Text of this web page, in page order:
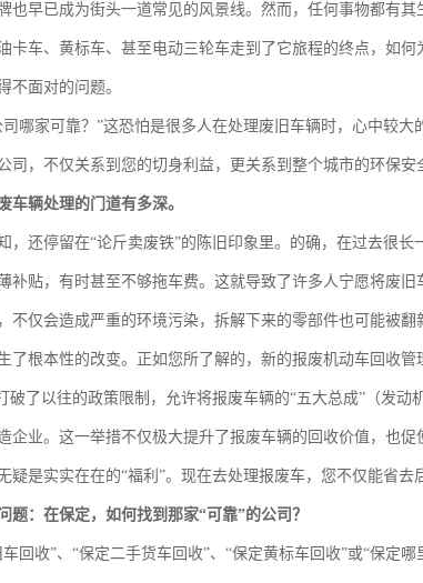
也早已成为街头一道常见的风景线。然而，任何事物都有
卡车、黄标车、甚至电动三轮车走到了它旅程的终点，如
不面对的问题。
哪家可靠？”这恐怕是很多人在处理废旧车辆时，心中较
司，不仅关系到您的切身利益，更关系到整个城市的环保安
车辆处理的门道有多深。
，还停留在“论斤卖废铁”的陈旧印象里。的确，在过去很
补贴，有时甚至不够拖车费。这就导致了许多人宁愿将废
不仅会造成严重的环境污染，拆解下来的零部件也可能被
了根本性的改变。正如您所了解的，新的报废机动车回收
破了以往的政策限制，允许将报废车辆的“五大总成”（发
企业。这一举措不仅极大提升了报废车辆的回收价值，也
疑是实实在在的“福利”。现在去处理报废车，您不仅能省
题：在保定，如何找到那家“可靠”的公司？
回收”、“保定二手货车回收”、“保定黄标车回收”或“保定